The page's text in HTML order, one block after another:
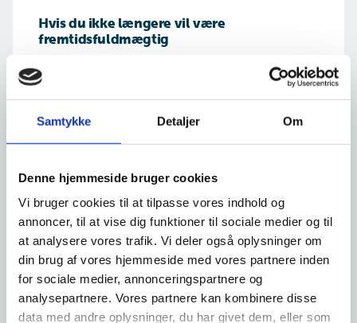
Samtykke Detaljer Om
Denne hjemmeside bruger cookies
Vi bruger cookies til at tilpasse vores indhold og
annoncer, til at vise dig funktioner til sociale medier og til
at analysere vores trafik. Vi deler også oplysninger om
din brug af vores hjemmeside med vores partnere inden
for sociale medier, annonceringspartnere og
analysepartnere. Vores partnere kan kombinere disse
data med andre oplysninger, du har givet dem, eller som
Hvis du ikke længere vil være
fremtidsfuldmægtig
Der gælder ingen særlige krav i forhold til, hvordan du
skal give Familieretshuset besked om, at du ikke
længere vil påtage dig opgaven som
fremtidsfuldmægtig.
Du kan kontakte os på den måde, som passer dig
henvendelse.
Hvis du vil give besked om andre
fremtidsfuldmægtiges forhold
Der gælder ingen særlige krav i forhold til, hvordan du
skal give Familieretshuset besked, hvis du ved, at en af